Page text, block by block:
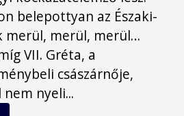
belepottyan az Északi-
merül, merül, merül…
VII. Gréta, a
császárnője,
nyeli...